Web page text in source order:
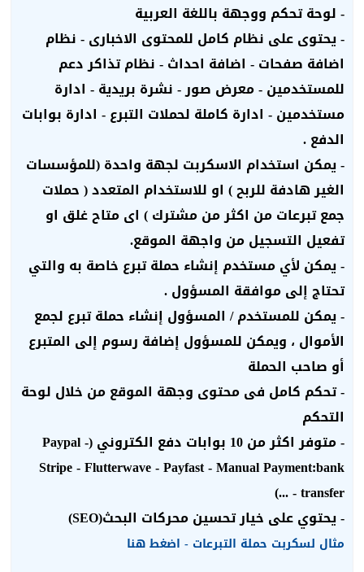
- لوحة تحكم ووجهة باللغة العربية
- يحتوى على نظام كامل للمحتوى الاخبارى - نظام
اضافة صفحات - اضافة احداث - نظام تذاكر دعم
للمستخدمين - معرض صور - نشرة بريدية - ادارة
مستخدمين - ادارة كاملة لحملات التبرع - ادارة بوابات
الدفع .
- يمكن استخدام الاسكربت لجهة واحدة (للمؤسسات
الغير هادفة للربح) او للاستخدام المتعدد (حملات
جمع تبرعات من اكثر من مشترك ) اى متاح غلق او
تفعيل التسجيل من واجهة الموقع.
- يمكن لأي مستخدم إنشاء حملة تبرع خاصة به والتي
تحتاج إلى موافقة المسؤول .
- يمكن للمستخدم / المسؤول إنشاء حملة تبرع لجمع
الأموال ، ويمكن للمسؤول إضافة رسوم إلى المتبرع
أو صاحب الحملة
- تحكم كامل فى محتوى وجهة الموقع من خلال لوحة
التحكم
- متوفر اكثر من 10 بوابات دفع الكتروني (Paypal -
Stripe - Flutterwave - Payfast - Manual Payment:bank
transfer - ...)
- يحتوي على خيار تحسين محركات البحث(SEO)
مثال لسكربت حملة التبرعات - اضغط هنا